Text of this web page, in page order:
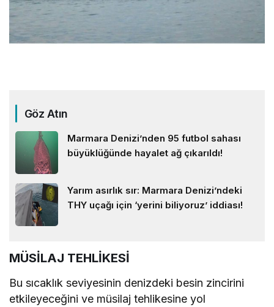
Göz Atın
Marmara Denizi’nden 95 futbol sahası
büyüklüğünde hayalet ağ çıkarıldı!
Yarım asırlık sır: Marmara Denizi’ndeki
THY uçağı için ‘yerini biliyoruz’ iddiası!
MÜSİLAJ TEHLİKESİ
Bu sıcaklık seviyesinin denizdeki besin zincirini
etkileyeceğini ve müsilaj tehlikesine yol